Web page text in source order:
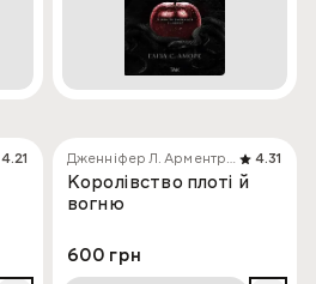
4.21 Дженніфер Л. Арментраут 4.31
Королівство плоті й
вогню
600 грн